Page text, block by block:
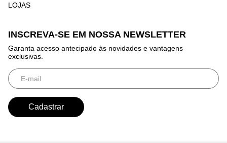
LOJAS
INSCREVA-SE EM NOSSA NEWSLETTER
Garanta acesso antecipado às novidades e vantagens
exclusivas.